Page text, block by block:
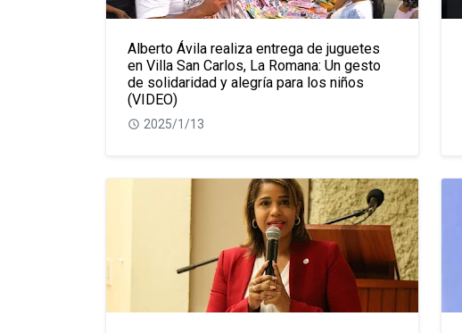
Alberto Ávila realiza entrega de juguetes
en Villa San Carlos, La Romana: Un gesto
de solidaridad y alegría para los niños
(VIDEO)
2025/1/13